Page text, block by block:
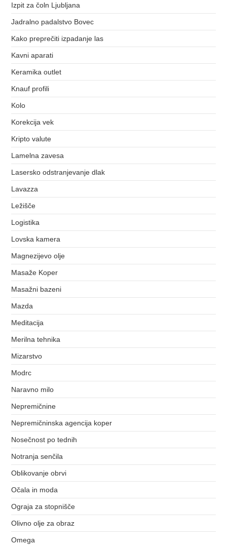
Izpit za čoln Ljubljana
Jadralno padalstvo Bovec
Kako preprečiti izpadanje las
Kavni aparati
Keramika outlet
Knauf profili
Kolo
Korekcija vek
Kripto valute
Lamelna zavesa
Lasersko odstranjevanje dlak
Lavazza
Ležišče
Logistika
Lovska kamera
Magnezijevo olje
Masaže Koper
Masažni bazeni
Mazda
Meditacija
Merilna tehnika
Mizarstvo
Modrc
Naravno milo
Nepremičnine
Nepremičninska agencija koper
Nosečnost po tednih
Notranja senčila
Oblikovanje obrvi
Očala in moda
Ograja za stopnišče
Olivno olje za obraz
Omega